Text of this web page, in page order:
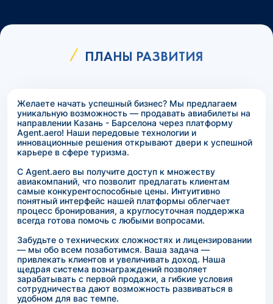
ПЛАНЫ РАЗВИТИЯ
Желаете начать успешный бизнес? Мы предлагаем
уникальную возможность — продавать авиабилеты на
направлении Казань - Барселона через платформу
Agent.aero! Наши передовые технологии и
инновационные решения открывают двери к успешной
карьере в сфере туризма.
С Agent.aero вы получите доступ к множеству
авиакомпаний, что позволит предлагать клиентам
самые конкурентоспособные цены. Интуитивно
понятный интерфейс нашей платформы облегчает
процесс бронирования, а круглосуточная поддержка
всегда готова помочь с любыми вопросами.
Забудьте о технических сложностях и лицензировании
— мы обо всем позаботимся. Ваша задача —
привлекать клиентов и увеличивать доход. Наша
щедрая система вознаграждений позволяет
зарабатывать с первой продажи, а гибкие условия
сотрудничества дают возможность развиваться в
удобном для вас темпе.